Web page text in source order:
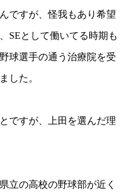
ですが、怪我もあり希望
SEとして働いてる時期も
球選手の通う治療院を受
した。
ですが、上田を選んだ理
の高校の野球部が近く